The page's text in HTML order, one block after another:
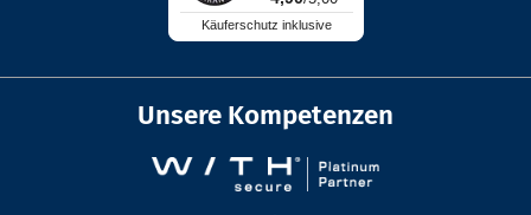
Käuferschutz inklusive
Unsere Kompetenzen